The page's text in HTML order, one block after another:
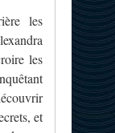
les
les
et